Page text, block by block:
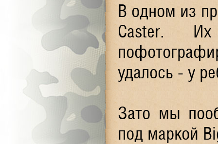
В одном из
Caster.
удалось - у
Зато мы
под маркой